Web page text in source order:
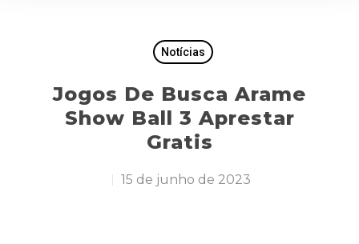
Notícias
Jogos De Busca Arame
Show Ball 3 Aprestar
Gratis
15 de junho de 2023